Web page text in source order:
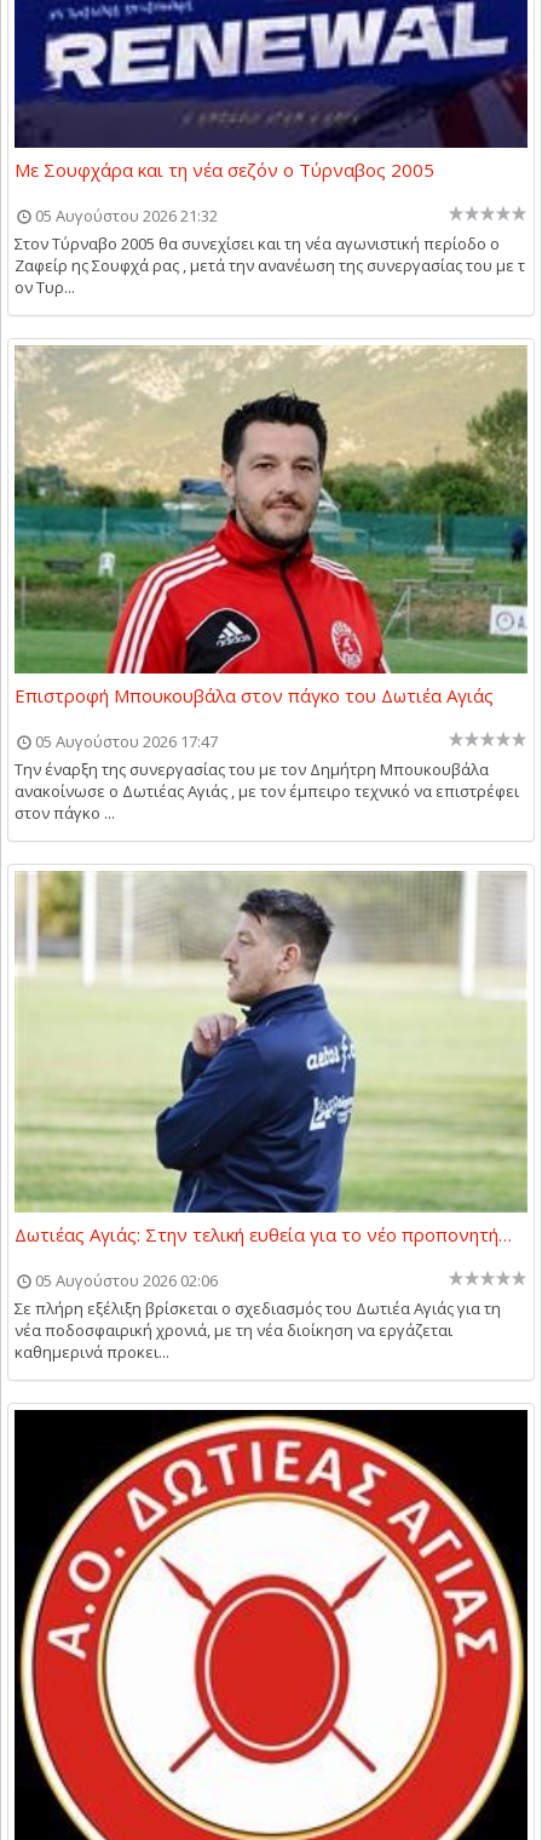
Με Σουφχάρα και τη νέα σεζόν ο Τύρναβος 2005
05 Αυγούστου 2026 21:32
Στον Τύρναβο 2005 θα συνεχίσει και τη νέα αγωνιστική περίοδο ο
Ζαφείρ ης Σουφχά ρας , μετά την ανανέωση της συνεργασίας του με τ
ον Τυρ...
Επιστροφή Μπουκουβάλα στον πάγκο του Δωτιέα Αγιάς
05 Αυγούστου 2026 17:47
Την έναρξη της συνεργασίας του με τον Δημήτρη Μπουκουβάλα
ανακοίνωσε ο Δωτιέας Αγιάς , με τον έμπειρο τεχνικό να επιστρέφει
στον πάγκο ...
Δωτιέας Αγιάς: Στην τελική ευθεία για το νέο προπονητή…
05 Αυγούστου 2026 02:06
Σε πλήρη εξέλιξη βρίσκεται ο σχεδιασμός του Δωτιέα Αγιάς για τη
νέα ποδοσφαιρική χρονιά, με τη νέα διοίκηση να εργάζεται
καθημερινά προκει...